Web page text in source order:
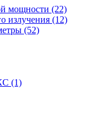
мощности (22)
излучения (12)
(52)
(1)